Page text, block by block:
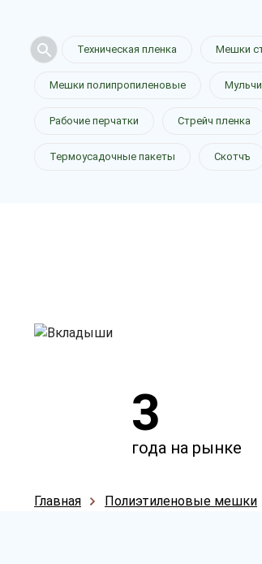
Техническая пленка Мешки
Мешки полипропиленовые
Рабочие перчатки Стрейч пленка
Термоусадочные пакеты Скотчъ
3
года на рынке
Главная Полиэтиленовые мешки